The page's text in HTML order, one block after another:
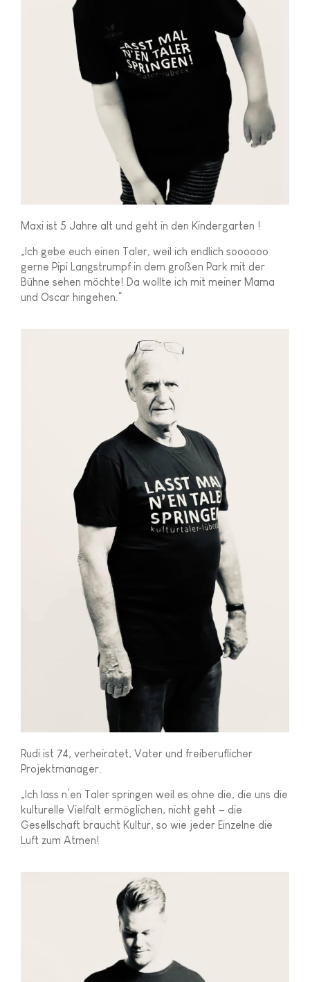
Maxi ist 5 Jahre alt und geht in den Kindergarten !
„Ich gebe euch einen Taler, weil ich endlich soooooo
gerne Pipi Langstrumpf in dem großen Park mit der
Bühne sehen möchte! Da wollte ich mit meiner Mama
und Oscar hingehen.“
Rudi ist 74, verheiratet, Vater und freiberuflicher
Projektmanager.
„Ich lass n’en Taler springen weil es ohne die, die uns die
kulturelle Vielfalt ermöglichen, nicht geht – die
Gesellschaft braucht Kultur, so wie jeder Einzelne die
Luft zum Atmen!